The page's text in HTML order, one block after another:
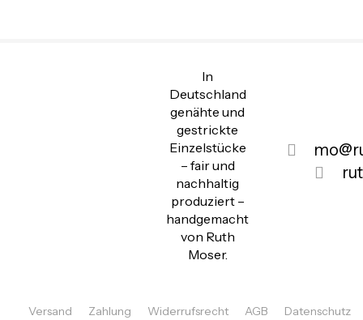
In
Deutschland
genähte und
gestrickte
Einzelstücke
– fair und
nachhaltig
produziert –
handgemacht
von Ruth
Moser.
Versand Zahlung Widerrufsrecht AGB
Datenschutz